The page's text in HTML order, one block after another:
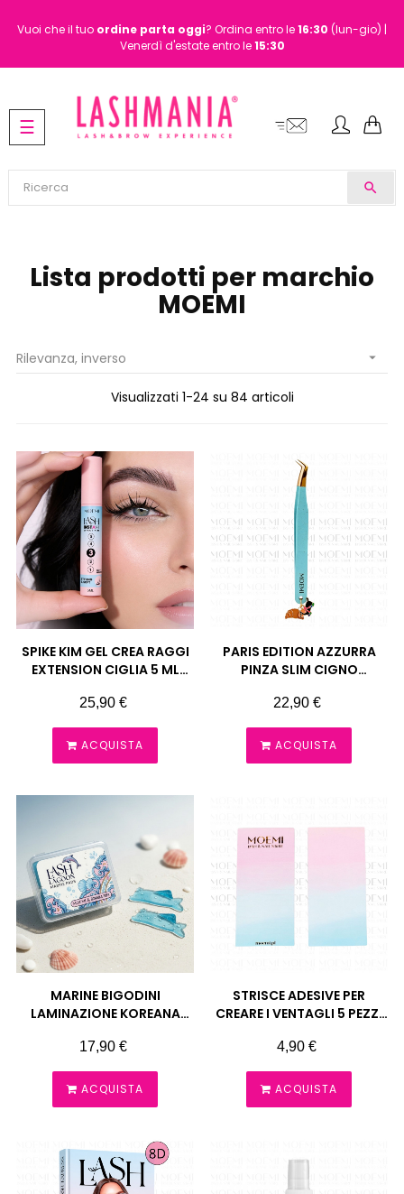
Vuoi che il tuo ordine parta oggi? Ordina entro le16:30 (lun-gio) |
Venerdì d'estate entro le15:30
search
navigazione
Toggle
☰
Lista prodotti per marchio
MOEMI
Rilevanza, inverso 
Visualizzati 1-24 su 84 articoli
SPIKE KIM GEL CREA RAGGI
EXTENSION CIGLIA 5 ML
Prezzo
25,90 €
ACQUISTA
PARIS EDITION AZZURRA
PINZA SLIM CIGNO
Prezzo
22,90 €
ACQUISTA
MARINE BIGODINI
LAMINAZIONE KOREANA
Prezzo
17,90 €
ACQUISTA
STRISCE ADESIVE PER
CREARE I VENTAGLI 5 PEZZI
Prezzo
4,90 €
ACQUISTA